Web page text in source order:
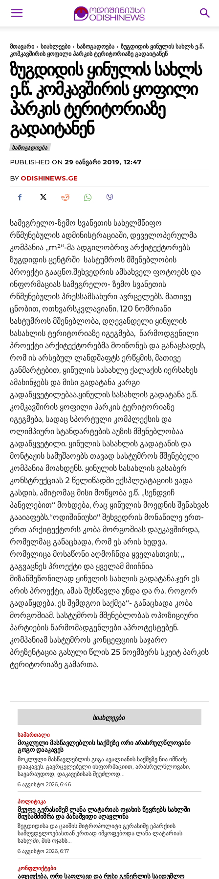
მთავარი სიახლეები საზოგადოება
ზუგდიდის ყინულის სახლს ე.წ.
კომკავშირის ყოფილი პარკის ტერიტორიაზე გადაიტანენ
ᲖᲣᲒᲓᲘᲓᲘᲡ ᲧᲘᲜᲣᲚᲘᲡ ᲡᲐᲮᲚᲡ
Ე.Წ. ᲙᲝᲛᲙᲐᲕᲨᲘᲠᲘᲡ ᲧᲝᲤᲘᲚᲘ
ᲞᲐᲠᲙᲘᲡ ᲢᲔᲠᲘᲢᲝᲠᲘᲐᲖᲔ
ᲒᲐᲓᲐᲘᲢᲐᲜᲔᲜ
ᲡᲐᲖᲝᲒᲐᲓᲝᲔᲑᲐ
PUBLISHED ON 29 ᲘᲐᲜᲕᲐᲠᲘ 2019, 12:47
BY ODISHINEWS.GE
სამეგრელო-ზემო სვანეთის სახელმწიფო
რწმუნებულის ადმინისტრაციაში, დეველოპერულმა
კომპანია „m²“-მა ადგილობრივ არქიტექტორებს
ზუგდიდის ცენტრში სასტუმროს მშენებლობის
პროექტი გააცნო.შეხვედრის ამსახველ ფოტოებს და
ინფორმაციას სამეგრელო- ზემო სვანეთის
რწმუნებულის პრესსამსახური ავრცელებს. მათივე
ცნობით, ოთხვარსკვლავიანი, 120 ნომრიანი
სასტუმროს მშენებლობა, დღევანდელი ყინულის
სასახლის ტერიტორიაზე იგეგმება, წარმოდგენილი
პროექტი არქიტექტორებმა მოიწონეს და განაცხადეს,
რომ ის არსებულ ლანდშაფტს ერწყმის, მათივე
განმარტებით, ყინულის სასახლე ქალაქის იერსახეს
ამახინჯებს და მისი გადატანა კარგი
გადაწყვეტილებაა.ყინულის სასახლის გადატანა ე.წ.
კომკავშირის ყოფილი პარკის ტერიტორიაზე
იგეგმება, სადაც სპორტული კომპლექსის და
ოლიმპიური სტანდარტების აუზის მშენებლობაა
გადაწყვეტილი. ყინულის სასახლის გადატანის და
მონტაჟის სამუშაოებს თავად სასტუმროს მშენებელი
კომპანია მოახდენს. ყინულის სასახლის გასაბერ
კონსტრუქციას 2 წელიწადში ექსპლუატაციის ვადა
გასდის, ამიტომაც მისი მოწყობა ე.წ. „სენდვიჩ
პანელებით“ მოხდება, რაც ყინულის მოედნის შენახვას
გააიაფებს.“ოდიშინიუსი“ შეხვედრის მონაწილე ერთ-
ერთ არქიტექტორს კობა მორგოშიას დაუკავშირდა,
რომელმაც განაცხადა, რომ ეს არის ხედვა,
რომელიცა მოსაწონი აღმოჩნდა ყველასთვის; „
გაგვაცნეს პროექტი და ყველამ მიიჩნია
მიზანშეწონილად ყინულის სახლის გადატანა.ჯერ ეს
არის პროექტი, ამას შესწავლა უნდა და რა, როგორ
გადაწყდება, ეს შემდგოი საქმეა“- განაცხადა კობა
მორგოშიამ. სასტუმროს მშენებლობას ოპოზიციური
პარტიების წარმომადგენლები აპროტესტებენ.
კომპანიამ სასტუმროს კონცეფციის საჯარო
პრეზენტაცია გასული წლის 25 ნოემბერს სკეიტ პარკის
ტერიტორიაზე გამართა.
ᲡᲘᲐᲮᲚᲔᲔᲑᲘ
ᲡᲐᲛᲐᲠᲗᲐᲚᲘ
ᲛᲝᲙᲚᲣᲚᲘ ᲛᲐᲡᲬᲐᲕᲚᲔᲑᲚᲘᲡ ᲡᲐᲥᲛᲔᲖᲔ ᲝᲠᲘ ᲐᲠᲐᲡᲠᲣᲚᲬᲚᲝᲕᲐᲜᲘ
ᲒᲝᲒᲝ ᲓᲐᲐᲙᲐᲕᲔᲡ
მოკლული მასწავლებლის გიგა ავალიანის საქმეზე ნია იმნაძე
დააკავეს. გავრცელებული ინფორმაციით, არასრულწლოვანი,
სავარაუდოდ, დაკავებისას შეუძლოდ...
6 აგვისტო 2026, 6:46
ᲞᲝᲚᲘᲢᲘᲙᲐ
ᲛᲔᲣᲤᲔ ᲒᲔᲠᲐᲡᲘᲛᲔᲛ ᲚᲐᲜᲐ ᲚᲐᲢᲐᲠᲘᲐᲡ ᲝᲯᲐᲮᲘᲡ ᲬᲔᲕᲠᲔᲑᲡ ᲡᲐᲮᲚᲨᲘ
ᲛᲘᲣᲡᲐᲛᲫᲘᲛᲠᲐ ᲓᲐ ᲞᲐᲜᲐᲨᲕᲘᲓᲘ ᲐᲦᲐᲕᲚᲘᲜᲐ
ზუგდიდისა და ცაიშის მიტროპოლიტი გერასიმე ეპარქიის
სამღვდელოებასთან ერთად იმყოფებოდა ლანა ლატარიას
სახლში, მის ოჯახს...
6 აგვისტო 2026, 6:17
ᲙᲝᲜᲤᲚᲘᲥᲢᲔᲑᲘ
ᲐᲤᲔᲗᲥᲔᲑᲐ, ᲝᲠᲘ ᲡᲐᲤᲚᲐᲕᲘ ᲓᲐ ᲠᲣᲡᲘ ᲒᲔᲜᲔᲠᲚᲘᲡ ᲡᲐᲘᲓᲣᲛᲚᲝ